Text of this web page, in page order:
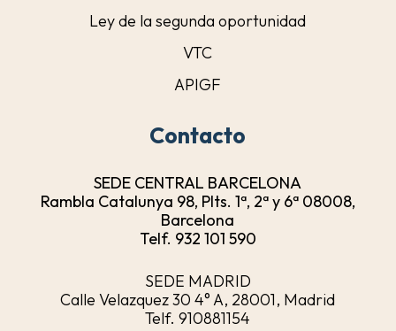
Ley de la segunda oportunidad
VTC
APIGF
Contacto
SEDE CENTRAL BARCELONA
Rambla Catalunya 98, Plts. 1ª, 2ª y 6ª 08008,
Barcelona
Telf. 932 101 590
SEDE MADRID
Calle Velazquez 30 4° A, 28001, Madrid
Telf. 910881154